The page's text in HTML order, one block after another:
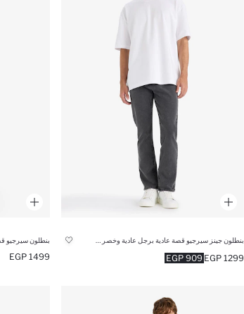
909 EGP 1299 EGP
بنطلون سيرجيو
1499 EGP